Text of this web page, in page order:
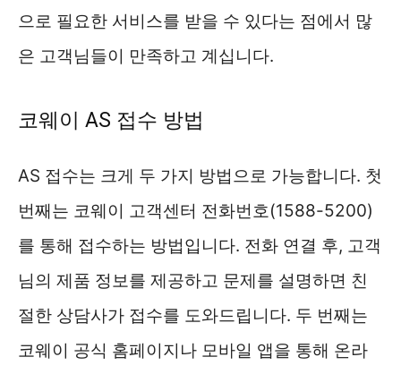
으로 필요한 서비스를 받을 수 있다는 점에서 많
은 고객님들이 만족하고 계십니다.
코웨이 AS 접수 방법
AS 접수는 크게 두 가지 방법으로 가능합니다. 첫
번째는 코웨이 고객센터 전화번호(1588-5200)
를 통해 접수하는 방법입니다. 전화 연결 후, 고객
님의 제품 정보를 제공하고 문제를 설명하면 친
절한 상담사가 접수를 도와드립니다. 두 번째는
코웨이 공식 홈페이지나 모바일 앱을 통해 온라